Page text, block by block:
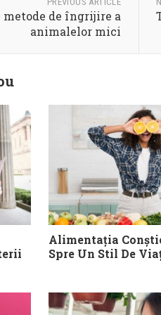
metode de îngrijire a
animalelor mici
Alimentația
Spre Un Stil De